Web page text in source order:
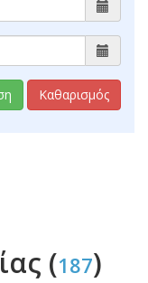
Καθαρισμός
(187)